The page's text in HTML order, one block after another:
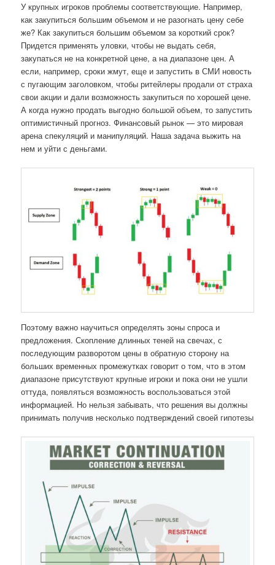
У крупных игроков проблемы соответствующие. Например,
как закупиться большим объемом и не разогнать цену себе
же? Как закупиться большим объемом за короткий срок?
Придется применять уловки, чтобы не выдать себя,
закупаться не на конкретной цене, а на диапазоне цен. А
если, например, сроки жмут, еще и запустить в СМИ новость
с пугающим заголовком, чтобы ритейлеры продали от страха
свои акции и дали возможность закупиться по хорошей цене.
А когда нужно продать выгодно большой объем, то запустить
оптимистичный прогноз. Финансовый рынок — это мировая
арена спекуляций и манипуляций. Наша задача выжить на
нем и уйти с деньгами.
Поэтому важно научиться определять зоны спроса и
предложения. Скопление длинных теней на свечах, с
последующим разворотом цены в обратную сторону на
больших временных промежутках говорит о том, что в этом
диапазоне присутствуют крупные игроки и пока они не ушли
оттуда, появляться возможность воспользоваться этой
информацией. Но нельзя забывать, что решения вы должны
принимать получив несколько подтверждений своей гипотезы